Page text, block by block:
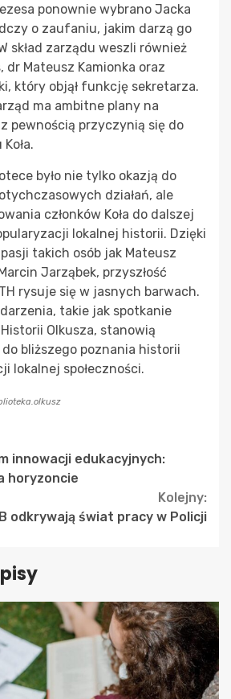
ponownie wybrano Jacka
o zaufaniu, jakim darzą go
skład zarządu weszli również
dr Mateusz Kamionka oraz
który objął funkcję sekretarza.
ma ambitne plany na
pewnością przyczynią się do
było nie tylko okazją do
działań, ale
członków Koła do dalszej
lokalnej historii. Dzięki
takich osób jak Mateusz
Jarząbek, przyszłość
rysuje się w jasnych barwach.
takie jak spotkanie
Historii Olkusza, stanowią
do bliższego poznania historii
lokalnej społeczności.
innowacji edukacyjnych:
horyzoncie
Kolejny:
odkrywają świat pracy w Policji